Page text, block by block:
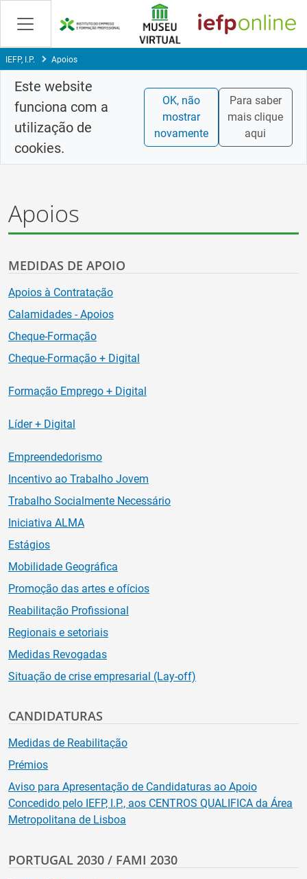
Saltar
para
conteúdo
principal
IEFP, I.P. Apoios
Este website
funciona com a
utilização de
cookies.
OK, não
mostrar
novamente
Para saber
mais clique
aqui
Apoios
MEDIDAS DE APOIO
Apoios à Contratação
Calamidades - Apoios
Cheque-Formação
Cheque-Formação + Digital
Formação Emprego + Digital
Líder + Digital
Empreendedorismo
Incentivo ao Trabalho Jovem
Trabalho Socialmente Necessário
Iniciativa ALMA
Estágios
Mobilidade Geográfica
Promoção das artes e ofícios
Reabilitação Profissional
Regionais e setoriais
Medidas Revogadas
Situação de crise empresarial (Lay-off)
CANDIDATURAS
Medidas de Reabilitação
Prémios
Aviso para Apresentação de Candidaturas ao Apoio
Concedido pelo IEFP, I.P., aos CENTROS QUALIFICA da Área
Metropolitana de Lisboa
PORTUGAL 2030 / FAMI 2030